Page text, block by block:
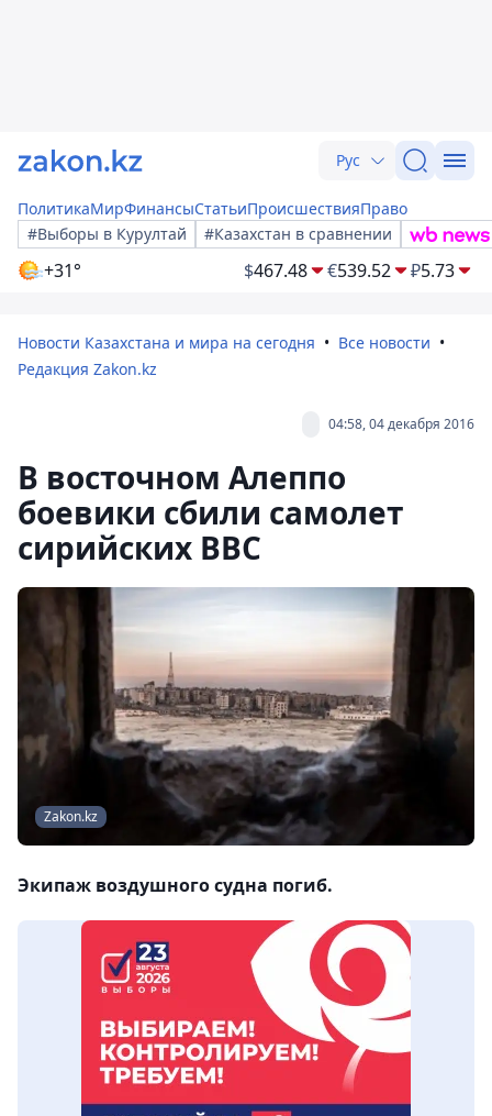
Рус
ПолитикаМирФинансыСтатьиПроисшествияПраво
#Выборы в Курултай
#Казахстан в сравнении
+31° $467.48 €539.52 ₽5.73
Новости Казахстана и мира на сегодня
Все новости
Редакция Zakon.kz
04:58, 04 декабря 2016
В восточном Алеппо
боевики сбили самолет
сирийских ВВС
Zakon.kz
Экипаж воздушного судна погиб.